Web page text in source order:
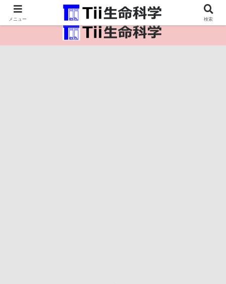
医療保健・生命・生物の情報インフラ。
メニュー 検索